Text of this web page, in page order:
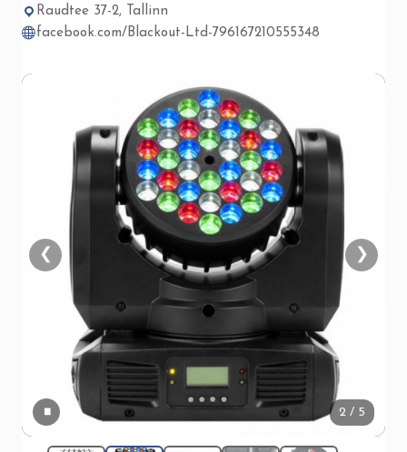
Raudtee 37-2, Tallinn
facebook.com/Blackout-Ltd-796167210555348
❮ ❯
2 / 5
▮▮